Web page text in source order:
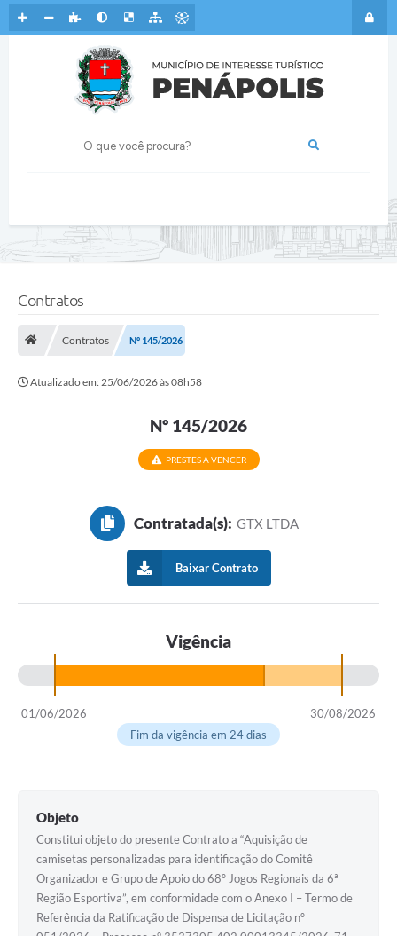
Contratos
Contratos Nº 145/2026
Atualizado em: 25/06/2026 às 08h58
Nº 145/2026
PRESTES A VENCER
Contratada(s): GTX LTDA
Baixar Contrato
Vigência
01/06/2026
30/08/2026
Fim da vigência em 24 dias
Objeto
Constitui objeto do presente Contrato a “Aquisição de
camisetas personalizadas para identificação do Comitê
Organizador e Grupo de Apoio do 68º Jogos Regionais da 6ª
Região Esportiva”, em conformidade com o Anexo I – Termo de
Referência da Ratificação de Dispensa de Licitação nº